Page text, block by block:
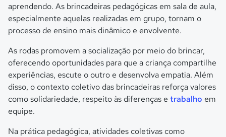
aprendendo. As brincadeiras pedagógicas em sala de aula,
especialmente aquelas realizadas em grupo, tornam o
processo de ensino mais dinâmico e envolvente.
As rodas promovem a socialização por meio do brincar,
oferecendo oportunidades para que a criança compartilhe
experiências, escute o outro e desenvolva empatia. Além
disso, o contexto coletivo das brincadeiras reforça valores
como solidariedade, respeito às diferenças e trabalho em
equipe.
Na prática pedagógica, atividades coletivas como